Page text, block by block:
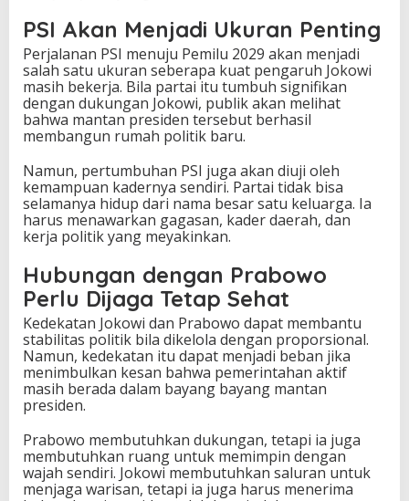
PSI Akan Menjadi Ukuran Penting
Perjalanan PSI menuju Pemilu 2029 akan menjadi
salah satu ukuran seberapa kuat pengaruh Jokowi
masih bekerja. Bila partai itu tumbuh signifikan
dengan dukungan Jokowi, publik akan melihat
bahwa mantan presiden tersebut berhasil
membangun rumah politik baru.
Namun, pertumbuhan PSI juga akan diuji oleh
kemampuan kadernya sendiri. Partai tidak bisa
selamanya hidup dari nama besar satu keluarga. Ia
harus menawarkan gagasan, kader daerah, dan
kerja politik yang meyakinkan.
Hubungan dengan Prabowo
Perlu Dijaga Tetap Sehat
Kedekatan Jokowi dan Prabowo dapat membantu
stabilitas politik bila dikelola dengan proporsional.
Namun, kedekatan itu dapat menjadi beban jika
menimbulkan kesan bahwa pemerintahan aktif
masih berada dalam bayang bayang mantan
presiden.
Prabowo membutuhkan dukungan, tetapi ia juga
membutuhkan ruang untuk memimpin dengan
wajah sendiri. Jokowi membutuhkan saluran untuk
menjaga warisan, tetapi ia juga harus menerima